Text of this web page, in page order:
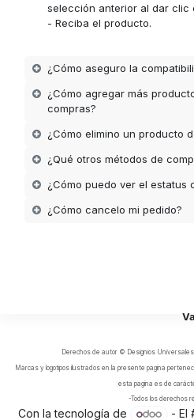
selección anterior al dar clic
- Reciba el producto.
¿Cómo aseguro la
¿Cómo agregar más
compras?
¿Cómo elimino un producto
¿Qué otros métodos de
¿Cómo puedo ver el estatus
¿Cómo cancelo mi pedido?
Derechos de autor © Designios
Marcas y logotipos ilustrados en la presente pagina
esta pagina es de
-Todos los derechos
Con la tecnología de - El